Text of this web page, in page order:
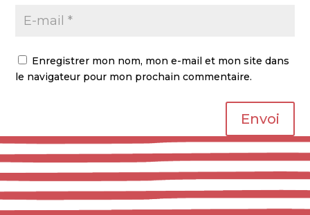
Enregistrer mon nom, mon e-mail et mon site dans
le navigateur pour mon prochain commentaire.
Envoi